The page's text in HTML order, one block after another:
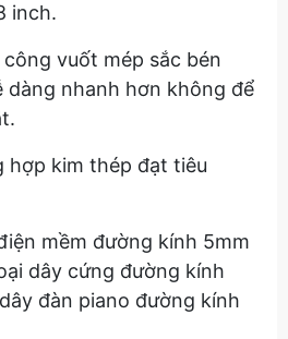
inch.
vuốt mép sắc bén
dàng nhanh hơn không để
hợp kim thép đạt tiêu
mềm đường kính 5mm
dây cứng đường kính
đàn piano đường kính